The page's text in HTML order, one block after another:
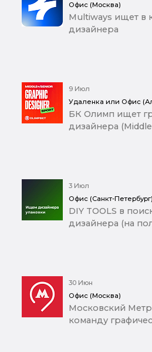
Офис (Москва)
Multiways ищет в
дизайнера
9 Июл
Удаленка или Офис
БК Олимп ищет
дизайнера
3 Июл
Офис (Санкт-Петербург)
DIY TOOLS в
дизайнера (на
30 Июн
Офис (Москва)
Московский
команду